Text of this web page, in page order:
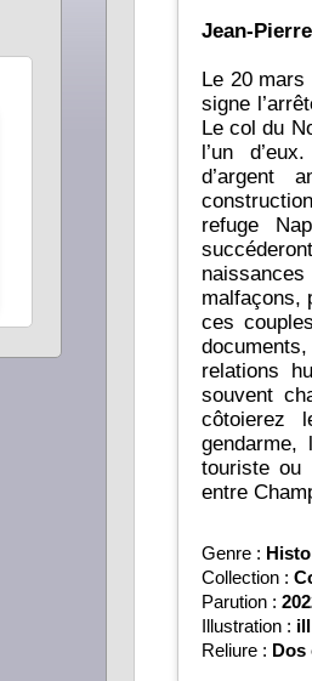
Jean-
Le 20
signe
Le col du
l’un
d’argent
refuge
malfaçons,
ces
relations
souvent chaotiques. Du bâtiment
côtoierez
gendarme,
touriste ou
entre
Genre :
Collection :
Parution :
Illustration :
Reliure : Dos